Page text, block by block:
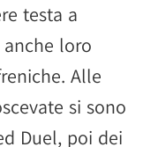
testa a
loro
Alle
si sono
Duel, poi dei